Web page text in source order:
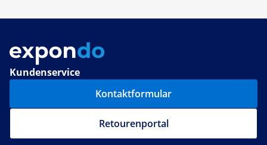
Kundenservice
Kontaktformular
Retourenportal